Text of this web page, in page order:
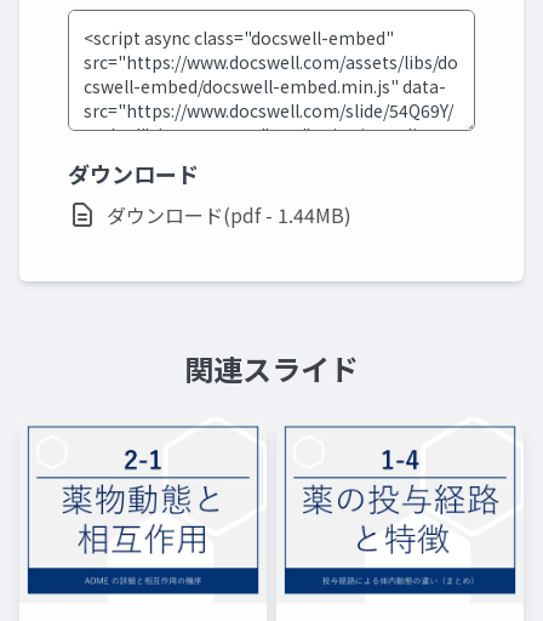
ダウンロード
ダウンロード(pdf - 1.44MB)
関連スライド